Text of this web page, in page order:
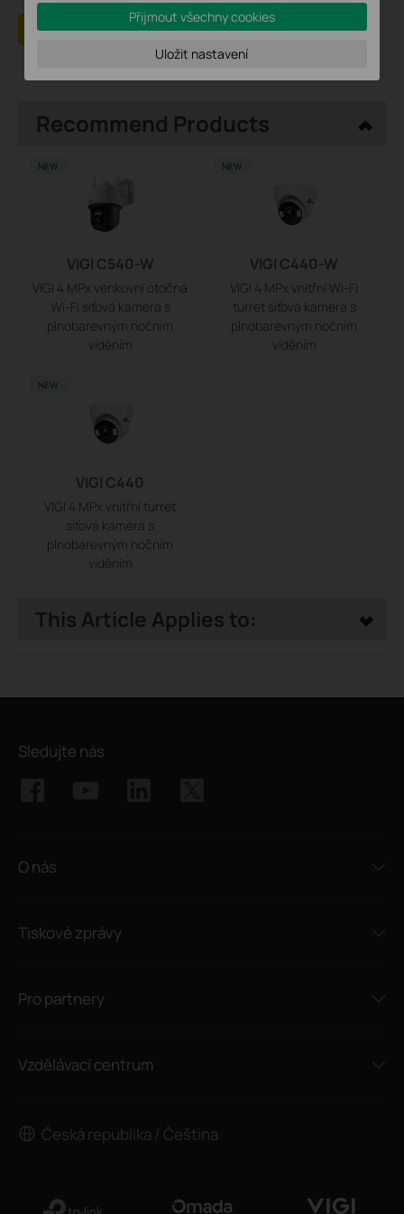
Ano Ne
Recommend Products
VIGI C540-W
VIGI 4 MPx venkovní otočná
Wi-Fi síťová kamera s
plnobarevným nočním
viděním
NEW
VIGI C440-W
VIGI 4 MPx vnitřní Wi-Fi
turret síťová kamera s
plnobarevným nočním
viděním
NEW
VIGI C440
VIGI 4 MPx vnitřní turret
síťová kamera s
plnobarevným nočním
viděním
NEW
This Article Applies to:
Sledujte nás
O nás
Tiskové zprávy
Pro partnery
Vzdělávací centrum
Česká republika / Čeština
Přijmout všechny cookies
Uložit nastavení